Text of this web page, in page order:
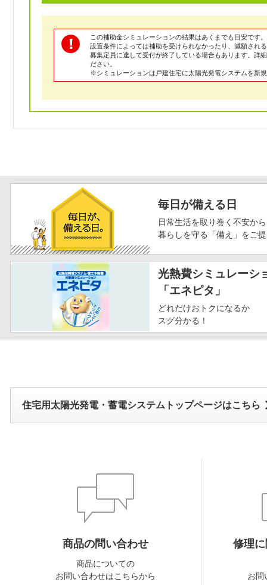
この補助金シミュレーションの結果はあくまでも目安です。
設置条件によっては補助を受けられなかったり、減額され
募集定員に達して受付が終了している場合もあります。詳
ださい。
※シミュレーションは戸建住宅に太陽光発電システムを新
毎日が備える日
日常生活を取り巻く不安から
暮らしを守る「備え」をご
光熱費シミュレーシ
「エネピタ」
どれだけおトクになるか
スグ分かる！
住宅用太陽光発電・蓄電システムトップページはこちら
商品の問い合わせ
商品についての
お問い合わせはこちらから
修理
お問